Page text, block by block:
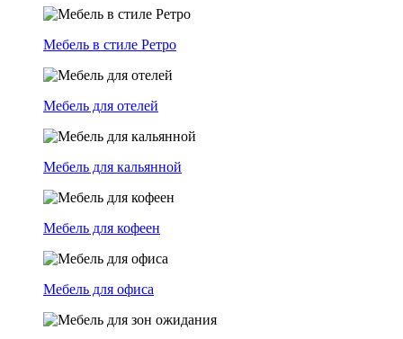
Мебель в стиле Ретро
Мебель для отелей
Мебель для кальянной
Мебель для кофеен
Мебель для офиса